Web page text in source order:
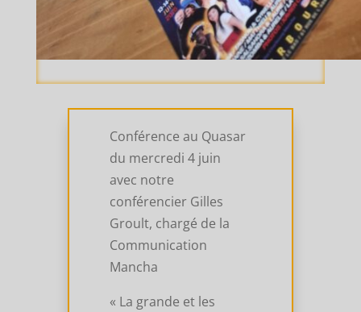
Conférence au Quasar
du mercredi 4 juin
avec notre
conférencier Gilles
Groult, chargé de la
Communication
Mancha
« La grande et les